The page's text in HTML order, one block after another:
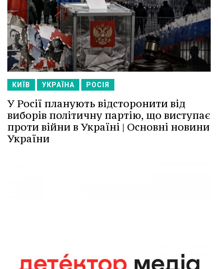
КИЇВ УКРАЇНА РОСІЯ
У Росії планують відсторонити від
виборів політичну партію, що виступає
проти війни в Україні | Основні новини
України